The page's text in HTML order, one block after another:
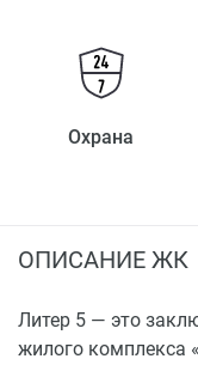
Охрана
ОПИСАНИЕ ЖК
Литер 5 — это
жилого комплекса